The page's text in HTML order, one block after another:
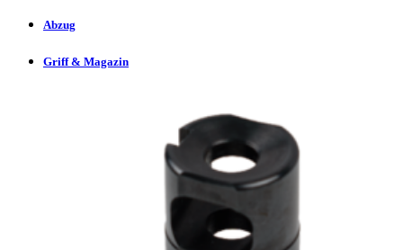
Abzug
Griff & Magazin